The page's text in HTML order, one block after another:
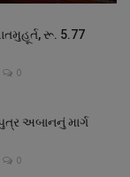
રૂ. 5.77
0
અબાનનું માર્ગ
0